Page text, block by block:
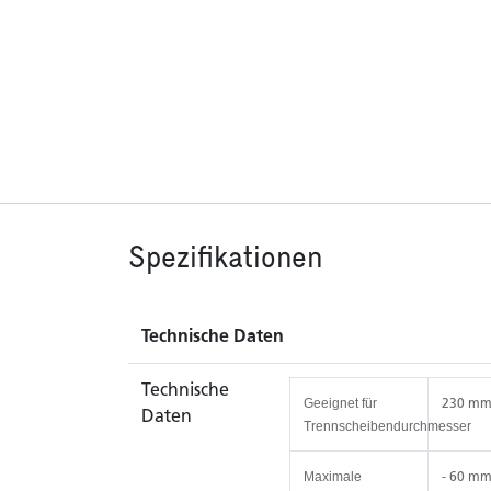
Spezifikationen
Technische Daten
Technische
Daten
Geeignet für
Trennscheibendurchmesser
230 mm
Maximale - 60 mm